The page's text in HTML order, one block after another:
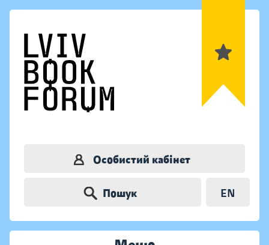
Особистий кабінет
Пошук EN